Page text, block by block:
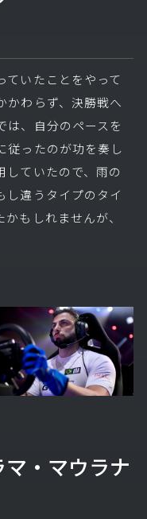
ていたことをやって
かわらず、決勝戦へ
は、自分のペースを
従ったのが功を奏し
していたので、雨の
し違うタイプのタイ
もしれませんが、
・マウラナ